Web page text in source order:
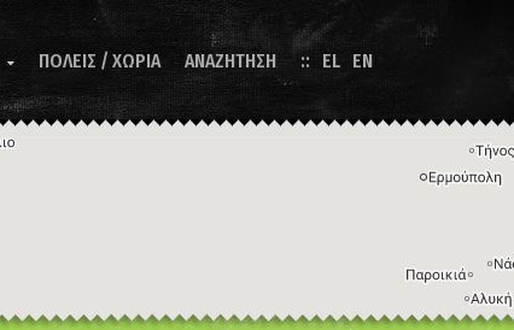
 ΠΟΛΕΙΣ / ΧΩΡΙΑ ΑΝΑΖΗΤΗΣΗ EL EN